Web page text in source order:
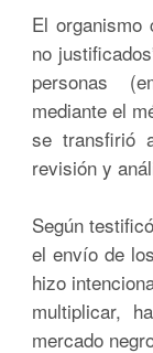
El organismo
no
personas
mediante el
se transfirió
revisión y
Según
el envío de
hizo
multiplicar,
mercado